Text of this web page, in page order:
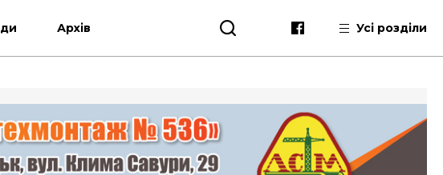
Архів Усі розділи